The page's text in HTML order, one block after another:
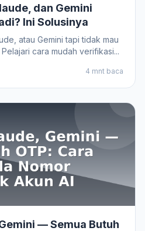
dan Gemini
Ini Solusinya
atau Gemini tapi tidak mau
cara mudah verifikasi...
4 mnt baca
— Semua Butuh